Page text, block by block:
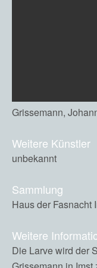
Grissemann,
Weitere Künstler
unbekannt
Sammlung
Haus der Fasnacht
Weitere
Die Larve wird der